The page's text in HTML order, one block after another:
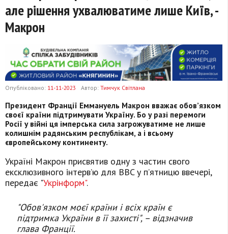
але рішення ухвалюватиме лише Київ, -
Макрон
Опубліковано: 11-11-2023 Автор: Тимчук Світлана
Президент Франції Еммануель Макрон вважає обов’язком
своєї країни підтримувати Україну. Бо у разі перемоги
Росії у війні ця імперська сила загрожуватиме не лише
колишнім радянським республікам, а і всьому
європейському континенту.
Україні Макрон присвятив одну з частин свого
ексклюзивного інтерв’ю для BBC у п’ятницю ввечері,
передає "Укрінформ".
"Обов'язком моєї країни і всіх країн є
підтримка України в її захисті", – відзначив
глава Франції.